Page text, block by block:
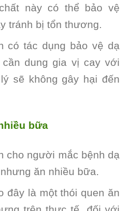
này có thể bảo vệ
tránh bị tổn thương.
có tác dụng bảo vệ dạ
dung gia vị cay với
sẽ không gây hại đến
bữa
cho người mắc bệnh dạ
ăn nhiều bữa.
đây là một thói quen ăn